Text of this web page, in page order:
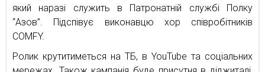
який наразі служить в Патронатній службі Полку
“Азов”. Підспівує виконавцю хор співробітників
COMFY.
Ролик крутитиметься на ТБ, в YouTube та соціальних